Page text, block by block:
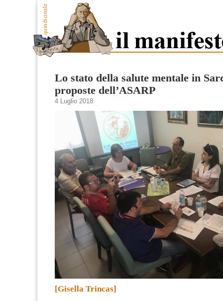
Lo stato della salute mentale in
proposte dell’ASARP
4 Luglio 2018
[Gisella Trincas]